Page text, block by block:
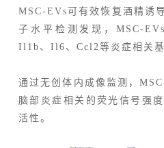
MSC-EVs可有效恢复酒精诱
子水平检测发现，MSC-
Il1b、Il6、Ccl2等炎症相关基
通过无创体内成像监测，
脑部炎症相关的荧光信号强
活性。